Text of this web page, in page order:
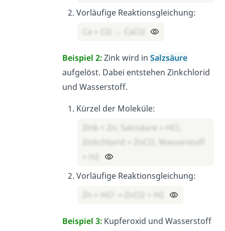
Vorläufige Reaktionsgleichung:
Ca + Cl2 → CaCl2
Beispiel 2:Zink wird in Salzsäure
aufgelöst. Dabei entstehen Zinkchlorid
und Wasserstoff.
Kürzel der Moleküle:
Zink = Zn, Salzsäure = HCl,
Zinkchlorid = ZnCl2, Wasserstoff
Vorläufige Reaktionsgleichung:
Beispiel 3:Kupferoxid und Wasserstoff